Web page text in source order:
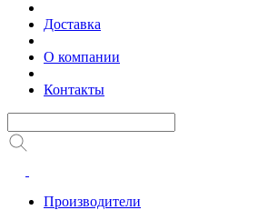
Доставка
О компании
Контакты
Производители